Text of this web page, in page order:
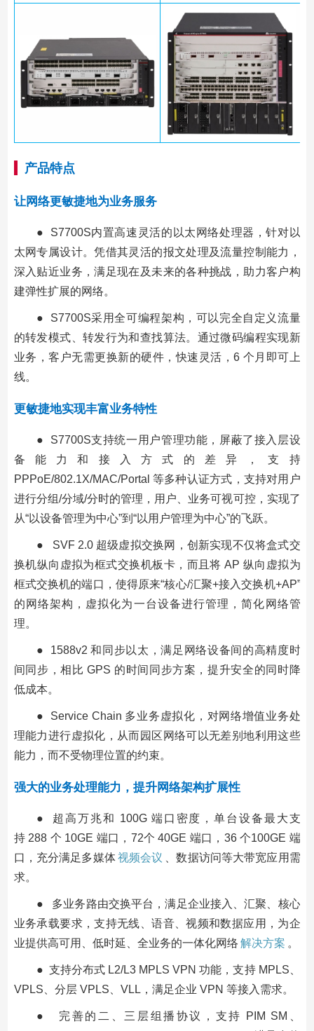
产品特点
让网络更敏捷地为业务服务
● S7700S内置高速灵活的以太网络处理器，针对以
太网专属设计。凭借其灵活的报文处理及流量控制能力，
深入贴近业务，满足现在及未来的各种挑战，助力客户构
建弹性扩展的网络。
● S7700S采用全可编程架构，可以完全自定义流量
的转发模式、转发行为和查找算法。通过微码编程实现新
业务，客户无需更换新的硬件，快速灵活，6 个月即可上
线。
更敏捷地实现丰富业务特性
● S7700S支持统一用户管理功能，屏蔽了接入层设
备能力和接入方式的差异，支持
PPPoE/802.1X/MAC/Portal 等多种认证方式，支持对用户
进行分组/分域/分时的管理，用户、业务可视可控，实现了
从“以设备管理为中心”到“以用户管理为中心”的飞跃。
● SVF 2.0 超级虚拟交换网，创新实现不仅将盒式交
换机纵向虚拟为框式交换机板卡，而且将 AP 纵向虚拟为
框式交换机的端口，使得原来“核心/汇聚+接入交换机+AP”
的网络架构，虚拟化为一台设备进行管理，简化网络管
理。
● 1588v2 和同步以太，满足网络设备间的高精度时
间同步，相比 GPS 的时间同步方案，提升安全的同时降
低成本。
● Service Chain 多业务虚拟化，对网络增值业务处
理能力进行虚拟化，从而园区网络可以无差别地利用这些
能力，而不受物理位置的约束。
强大的业务处理能力，提升网络架构扩展性
● 超高万兆和 100G 端口密度，单台设备最大支
持 288 个 10GE 端口，72个 40GE 端口，36 个100GE 端
口，充分满足多媒体视频会议
、数据访问等大带宽应用需
求。
● 多业务路由交换平台，满足企业接入、汇聚、核心
业务承载要求，支持无线、语音、视频和数据应用，为企
业提供高可用、低时延、全业务的一体化网络 解决方案 。
● 支持分布式 L2/L3 MPLS VPN 功能，支持 MPLS、
VPLS、分层 VPLS、VLL，满足企业 VPN 等接入需求。
● 完善的二、三层组播协议，支持 PIM SM、